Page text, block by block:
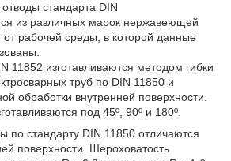
стандарта DIN
из различных марок нер­жавеющей
от рабочей среды, в которой данные
11852 изготавливаются методом гибки
труб по DIN 11850 и
обработки внутренней поверхности.
под 45º, 90º и 180º.
стандарту DIN 11850 отличаются
поверхности. Шероховатость